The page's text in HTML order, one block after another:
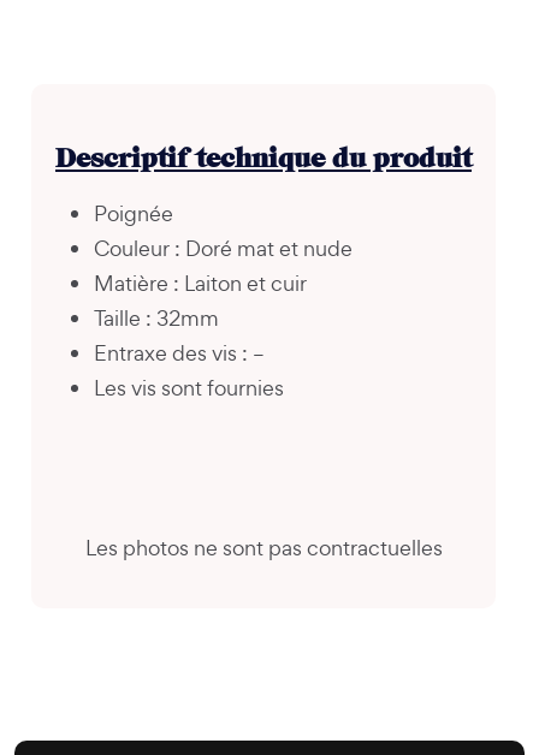
Descriptif technique du produit
Poignée
Couleur : Doré mat et nude
Matière : Laiton et cuir
Taille : 32mm
Entraxe des vis : –
Les vis sont fournies
Les photos ne sont pas contractuelles